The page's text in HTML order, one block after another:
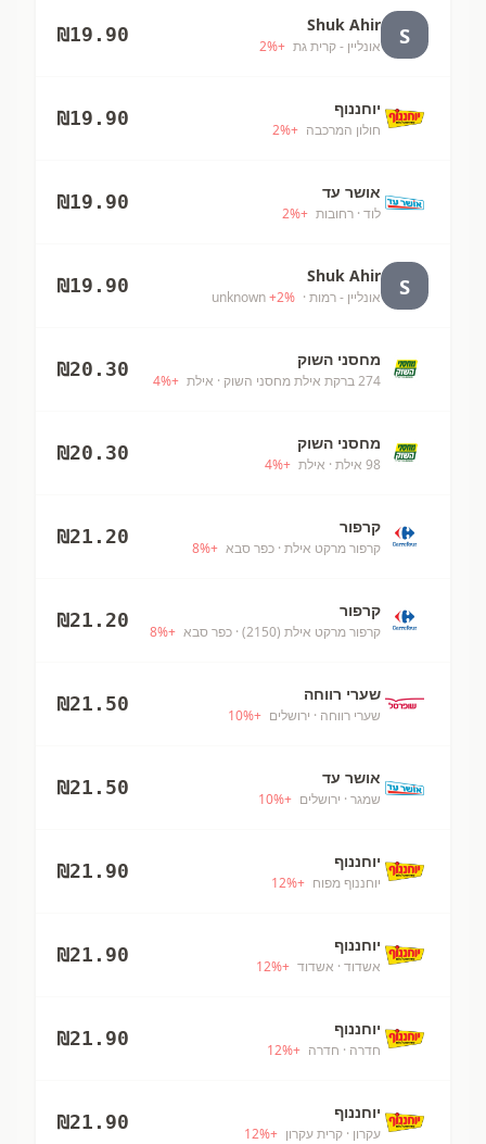
S
Shuk Ahir
אונליין - קרית גת +
2%
₪19.90
יוחננוף
חולון המרכבה +
2%
₪19.90
אושר עד
לוד · רחובות +
2%
₪19.90
S
Shuk Ahir
אונליין - רמות · unknown
+2%
₪19.90
מחסני השוק
274 ברקת אילת מחסני השוק · אילת +
4%
₪20.30
מחסני השוק
98 אילת · אילת +
4%
₪20.30
קרפור
קרפור מרקט אילת · כפר סבא +
8%
₪21.20
קרפור
קרפור מרקט אילת (2150) · כפר סבא +
8%
₪21.20
שערי רווחה
שערי רווחה · ירושלים +
10%
₪21.50
אושר עד
שמגר · ירושלים +
10%
₪21.50
יוחננוף
יוחננוף מפוח +
12%
₪21.90
יוחננוף
אשדוד · אשדוד +
12%
₪21.90
יוחננוף
חדרה · חדרה +
12%
₪21.90
יוחננוף
עקרון · קרית עקרון +
12%
₪21.90